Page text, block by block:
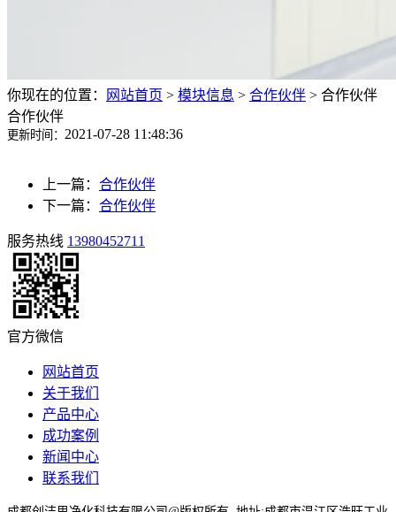
你现在的位置： 网站首页 > 模块信息 > 合作伙伴 > 合作伙伴
合作伙伴
更新时间： 2021-07-28 11:48:36
上一篇： 合作伙伴
下一篇： 合作伙伴
服务热线 13980452711
官方微信
网站首页
关于我们
产品中心
成功案例
新闻中心
联系我们